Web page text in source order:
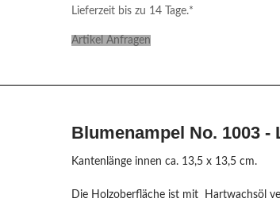
Lieferzeit bis zu 14 Tage.*
Artikel Anfragen
Blumenampel No. 1003 -
Kantenlänge innen ca. 13,5 x 13,5 cm.
Die Holzoberfläche ist mit Hartwachsöl